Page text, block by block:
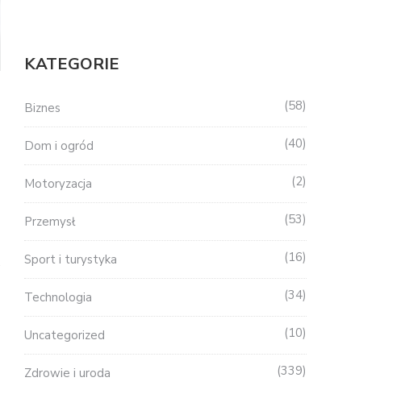
KATEGORIE
Biznes 58
Dom i ogród 40
Motoryzacja 2
Przemysł 53
Sport i turystyka 16
Technologia 34
Uncategorized 10
Zdrowie i uroda 339